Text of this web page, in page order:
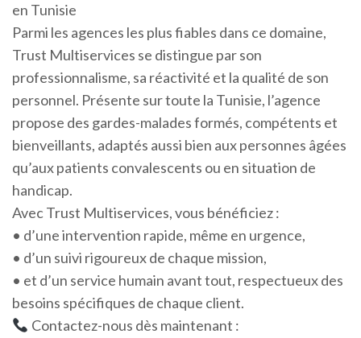
en Tunisie
Parmi les agences les plus fiables dans ce domaine,
Trust Multiservices se distingue par son
professionnalisme, sa réactivité et la qualité de son
personnel. Présente sur toute la Tunisie, l’agence
propose des gardes-malades formés, compétents et
bienveillants, adaptés aussi bien aux personnes âgées
qu’aux patients convalescents ou en situation de
handicap.
Avec Trust Multiservices, vous bénéficiez :
• d’une intervention rapide, même en urgence,
• d’un suivi rigoureux de chaque mission,
• et d’un service humain avant tout, respectueux des
besoins spécifiques de chaque client.
Contactez-nous dès maintenant :